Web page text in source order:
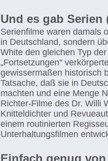
Und es gab Serien
Serienfilme waren damals
in Deutschland, sondern
White den gleichen Typ
„Fortsetzungen"
gewissermaßen historisch
Tatsache, daß sie in
machten und eine Menge
Richter-Filme des Dr. Willi
Knitteldichter und
einem routinierten
Unterhaltungsfilmen
Einfach genug